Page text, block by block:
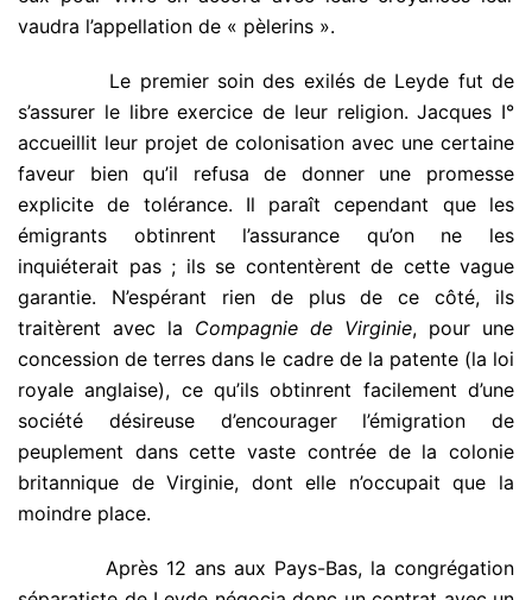
vaudra l’appellation de « pèlerins ».
Le premier soin des exilés de Leyde fut de
s’assurer le libre exercice de leur religion. Jacques I°
accueillit leur projet de colonisation avec une certaine
faveur bien qu’il refusa de donner une promesse
explicite de tolérance. Il paraît cependant que les
émigrants obtinrent l’assurance qu’on ne les
inquiéterait pas ; ils se contentèrent de cette vague
garantie. N’espérant rien de plus de ce côté, ils
traitèrent avec la Compagnie de Virginie, pour une
concession de terres dans le cadre de la patente (la loi
royale anglaise), ce qu’ils obtinrent facilement d’une
société désireuse d’encourager l’émigration de
peuplement dans cette vaste contrée de la colonie
britannique de Virginie, dont elle n’occupait que la
moindre place.
Après 12 ans aux Pays-Bas, la congrégation